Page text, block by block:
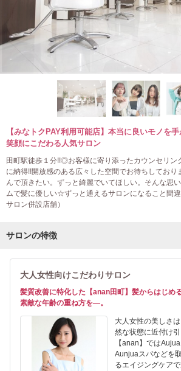
【みなトクPAY利用可能店】本当に良いモノを
笑顔にこだわる人気サロン
田町駅徒歩１分!!◎お客様に寄り添ったカウンセリン
に納得!!開放感のある広々した空間でお待ちしてお
んで頂きたい。ずっと綺麗でいてほしい。そんな思
ムで髪に優しい☆ずっと通えるサロンになること間
サロン併設店舗）
サロンの特徴
大人女性向けこだわりサロン
髪質改善に特化した【anan田町】髪からはじめ
素敵な年齢の重ね方を―。
大人女性の美しさ
然な状態に近付け引
【anan】では
Aunjuaスパなどを
るエイジングケア